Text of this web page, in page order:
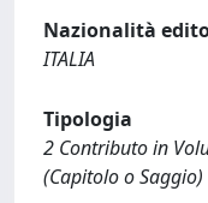
Nazionalità
ITALIA
Tipologia
2 Contributo in
(Capitolo o Saggio)